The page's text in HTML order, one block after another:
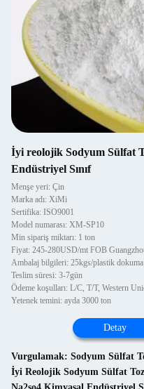
İyi reolojik Sodyum Sülfat
Endüstriyel Sınıf
Menşe yeri: Çin
Marka adı: XiMi
Sertifika: ISO9001
Model numarası: XM-SP10
Min sipariş miktarı: 1 ton
Fiyat: 245-280USD/mt FOB
Ambalaj bilgileri: 25kgs/plastik dokuma
Teslim süresi: 3-7gün
Ödeme koşulları: L/C, T/T, Western
Yetenek temini: ayda 3000 ton
Detay
Vurgulamak: Sodyum Sülfat
İyi Reolojik Sodyum Sülfat